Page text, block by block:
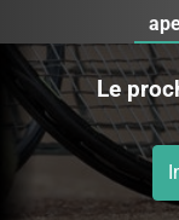
Le